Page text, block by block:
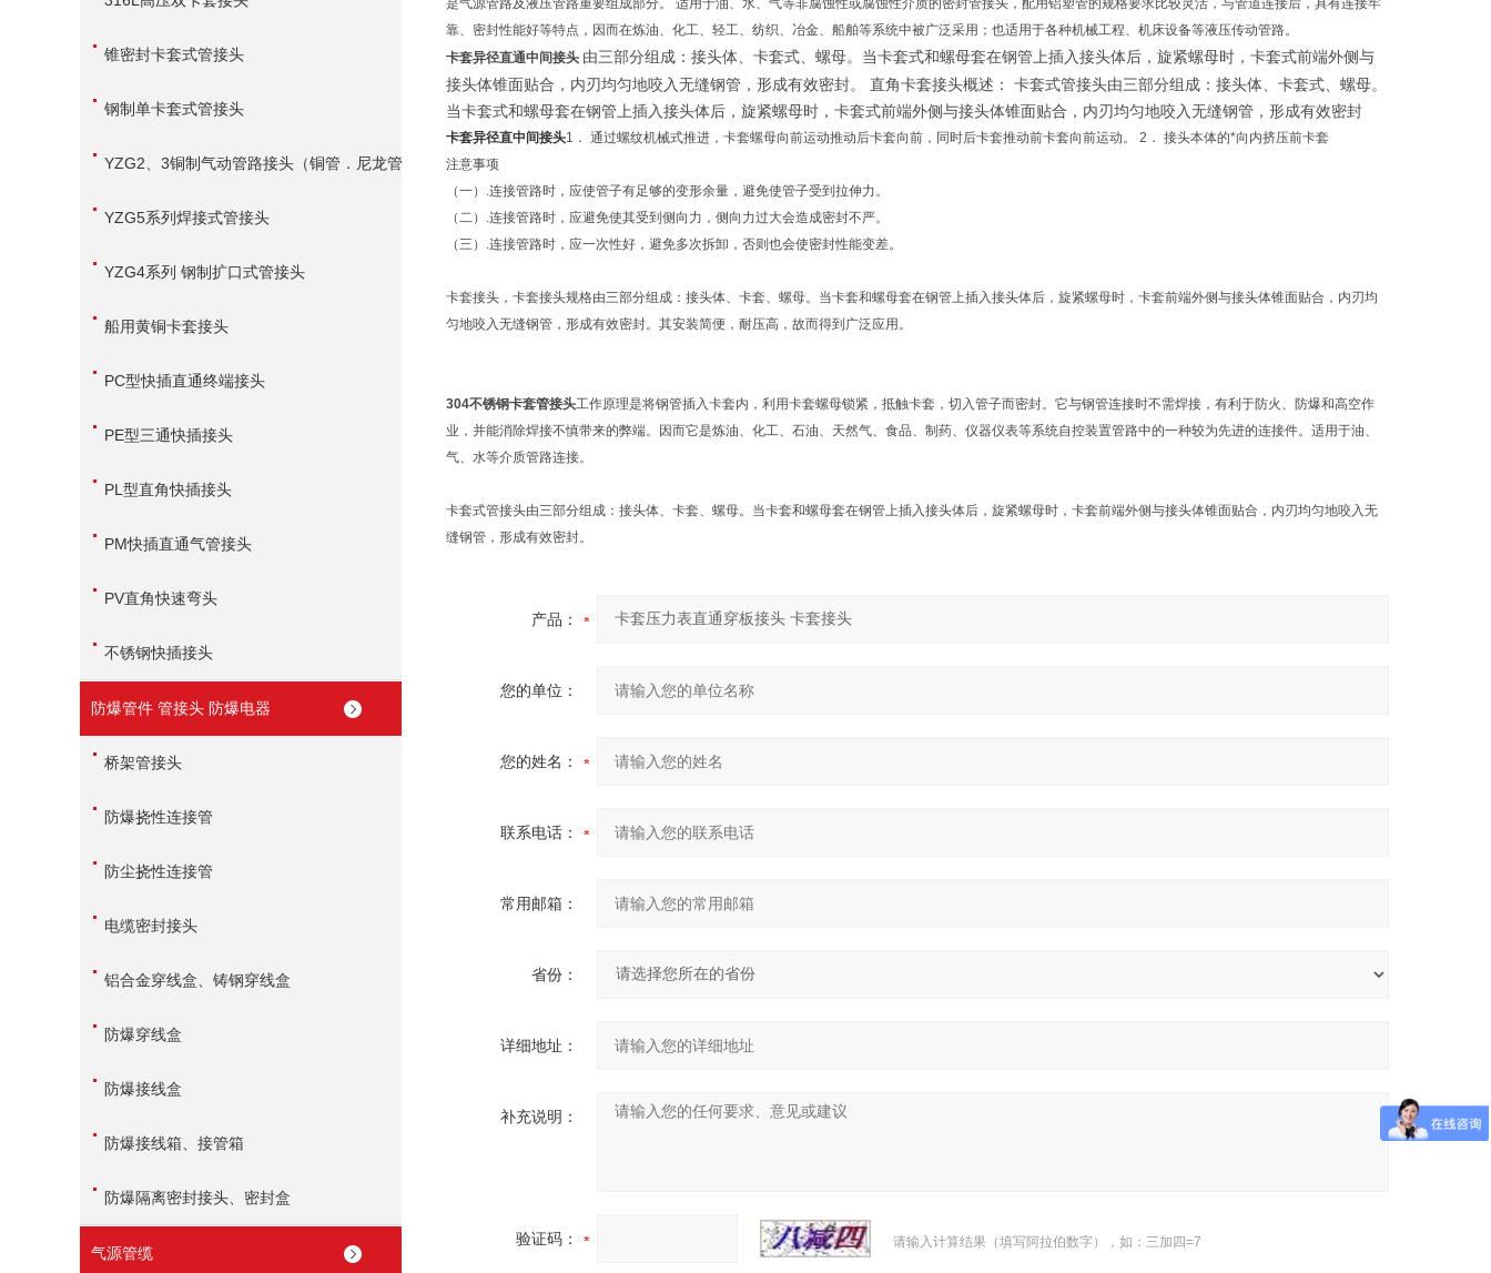
锥密封卡套式管接头
钢制单卡套式管接头
YZG2、3铜制气动管路接头（铜管．尼龙管
用）
YZG5系列焊接式管接头
YZG4系列 钢制扩口式管接头
船用黄铜卡套接头
PC型快插直通终端接头
PE型三通快插接头
PL型直角快插接头
PM快插直通气管接头
PV直角快速弯头
不锈钢快插接头
防爆管件 管接头 防爆电器
桥架管接头
防爆挠性连接管
防尘挠性连接管
电缆密封接头
铝合金穿线盒、铸钢穿线盒
防爆穿线盒
防爆接线盒
防爆接线箱、接管箱
防爆隔离密封接头、密封盒
气源管缆
是气源管路及液压管路重要组成部分。
适用于油、水、气等非腐蚀性或腐蚀性介质的密封管接头，配用铝塑管的规格要求比较灵活，与管道连接后，具有连接牢
靠、密封性能好等特点，因而在炼油、化工、轻工、纺织、冶金、船舶等系统中被广泛采用；也适用于各种机械工程、机床设备等液压传动管路。
卡套异径直通中间接头 由三部分组成：接头体、卡套式、螺母。当卡套式和螺母套在钢管上插入接头体后，旋紧螺母时，卡套式前端外侧与
接头体锥面贴合，内刃均匀地咬入无缝钢管，形成有效密封。 直角卡套接头概述： 卡套式管接头由三部分组成：接头体、卡套式、螺母。
当卡套式和螺母套在钢管上插入接头体后，旋紧螺母时，卡套式前端外侧与接头体锥面贴合，内刃均匀地咬入无缝钢管，形成有效密封
卡套异径直中间接头1． 通过螺纹机械式推进，卡套螺母向前运动推动后卡套向前，同时后卡套推动前卡套向前运动。 2． 接头本体的*向内挤压前卡套
注意事项
（一）.连接管路时，应使管子有足够的变形余量，避免使管子受到拉伸力。
（二）.连接管路时，应避免使其受到侧向力，侧向力过大会造成密封不严。
（三）.连接管路时，应一次性好，避免多次拆卸，否则也会使密封性能变差。
卡套接头，卡套接头规格由三部分组成：接头体、卡套、螺母。当卡套和螺母套在钢管上插入接头体后，旋紧螺母时，卡套前端外侧与接头体锥面贴合，内刃均
匀地咬入无缝钢管，形成有效密封。其安装简便，耐压高，故而得到广泛应用。
304不锈钢卡套管接头工作原理是将钢管插入卡套内，利用卡套螺母锁紧，抵触卡套，切入管子而密封。它与钢管连接时不需焊接，有利于防火、防爆和高空作
业，并能消除焊接不慎带来的弊端。因而它是炼油、化工、石油、天然气、食品、制药、仪器仪表等系统自控装置管路中的一种较为先进的连接件。适用于油、
气、水等介质管路连接。
卡套式管接头由三部分组成：接头体、卡套、螺母。当卡套和螺母套在钢管上插入接头体后，旋紧螺母时，卡套前端外侧与接头体锥面贴合，内刃均匀地咬入无
缝钢管，形成有效密封。
产品：
您的单位：
您的姓名：
联系电话：
常用邮箱：
省份：
详细地址：
补充说明：
验证码： 请输入计算结果（填写阿拉伯数字），如：三加四=7